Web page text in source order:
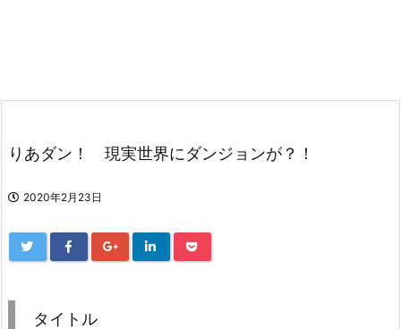
りあダン！ 現実世界にダンジョンが？！
2020年2月23日
タイトル